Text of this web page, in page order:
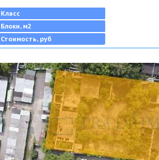
Класс
Блоки, м2
Стоимость, руб